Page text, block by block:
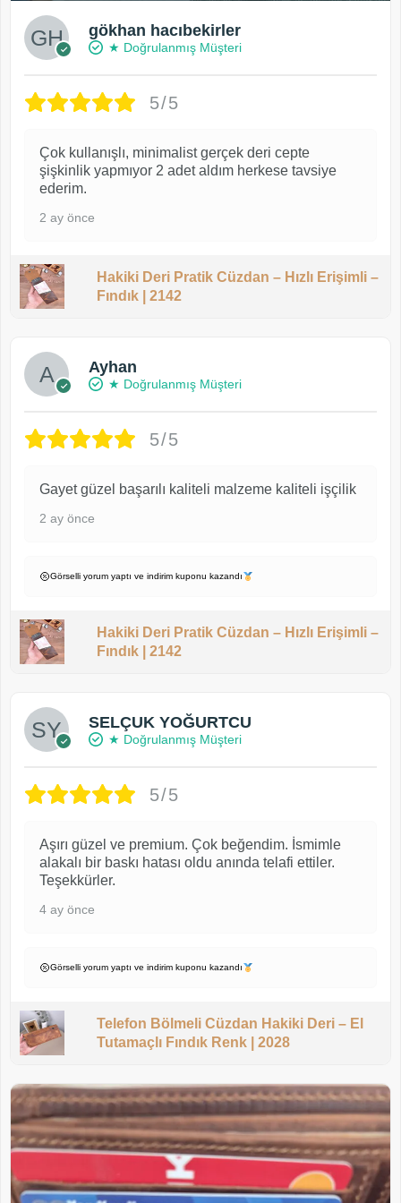
gökhan hacıbekirler
★ Doğrulanmış Müşteri
5/5
Çok kullanışlı, minimalist gerçek deri cepte
şişkinlik yapmıyor 2 adet aldım herkese tavsiye
ederim.
2 ay önce
Hakiki Deri Pratik Cüzdan – Hızlı Erişimli –
Fındık | 2142
Ayhan
★ Doğrulanmış Müşteri
5/5
Gayet güzel başarılı kaliteli malzeme kaliteli işçilik
2 ay önce
Görselli yorum yaptı ve indirim kuponu kazandı
Hakiki Deri Pratik Cüzdan – Hızlı Erişimli –
Fındık | 2142
SELÇUK YOĞURTCU
★ Doğrulanmış Müşteri
5/5
Aşırı güzel ve premium. Çok beğendim. İsmimle
alakalı bir baskı hatası oldu anında telafi ettiler.
Teşekkürler.
4 ay önce
Görselli yorum yaptı ve indirim kuponu kazandı
Telefon Bölmeli Cüzdan Hakiki Deri – El
Tutamaçlı Fındık Renk | 2028